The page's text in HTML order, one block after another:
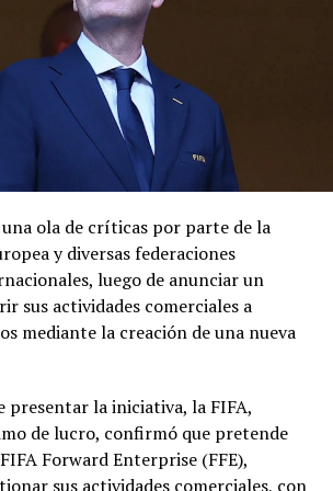
estado del pie de Neymar era peor de
el médico de la Seleçao
París desde Sochi, donde
congreso técnico de la FIFA.
de selecciones, Edu Gaspar,
pidieron tranquilidad y
decisión sobre el tratamiento será
y su club.
comenzaron a hacer cuentas,
Pelé, que mandó un mensaje a
su sucesor deseándole que se
que te recuperes de esta lesión tan
vez. Tenemos una Copa del
así que mejórate pronto!”, escribió O
ola de críticas por parte de la
y diversas federaciones
luego de anunciar un
sus actividades comerciales a
mediante la creación de una nueva
presentar la iniciativa, la FIFA,
de lucro, confirmó que pretende
Forward Enterprise (FFE),
sus actividades comerciales, con